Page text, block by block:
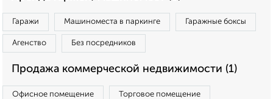
Гаражи Машиноместа в паркинге Гаражные боксы
Агенство Без посредников
Продажа коммерческой недвижимости (1)
Офисное помещение Торговое помещение